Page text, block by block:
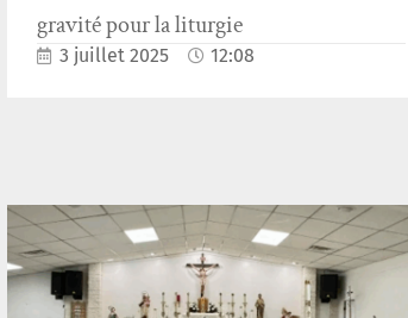
gravité pour la liturgie
3 juillet 2025 12:08